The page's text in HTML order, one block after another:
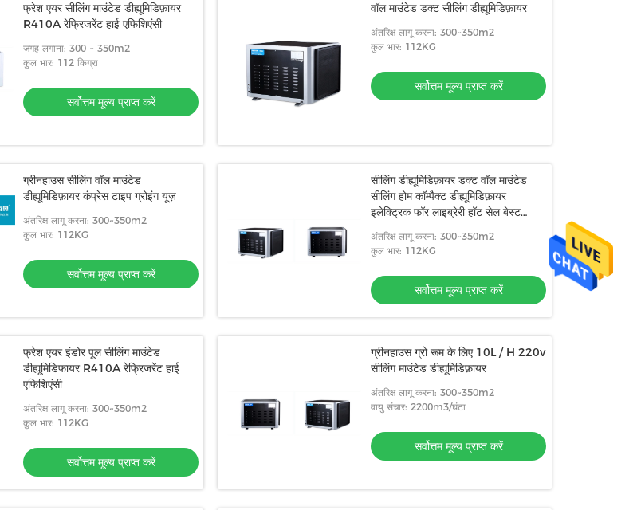
फ्रेश एयर सीलिंग माउंटेड डीह्यूमिडिफ़ायर
R410A रेफ्रिजरेंट हाई एफिशिएंसी
जगह लगाना: 300 ~ 350m2
कुल भार: 112 किग्रा
सर्वोत्तम मूल्य प्राप्त करें
वॉल माउंटेड डक्ट सीलिंग डीह्यूमिडिफ़ायर
अंतरिक्ष लागू करना: 300~350m2
कुल भार: 112KG
सर्वोत्तम मूल्य प्राप्त करें
ग्रीनहाउस सीलिंग वॉल माउंटेड
डीह्यूमिडिफ़ायर कंप्रेस टाइप ग्रोइंग यूज़
अंतरिक्ष लागू करना: 300~350m2
कुल भार: 112KG
सर्वोत्तम मूल्य प्राप्त करें
सीलिंग डीह्यूमिडिफ़ायर डक्ट वॉल माउंटेड
सीलिंग होम कॉम्पैक्ट डीह्यूमिडिफ़ायर
इलेक्ट्रिक फॉर लाइब्रेरी हॉट सेल बेस्ट
क्वालिटी:
अंतरिक्ष लागू करना: 300~350m2
कुल भार: 112KG
सर्वोत्तम मूल्य प्राप्त करें
फ्रेश एयर इंडोर पूल सीलिंग माउंटेड
डीह्यूमिडिफायर R410A रेफ्रिजरेंट हाई
एफिशिएंसी
अंतरिक्ष लागू करना: 300~350m2
कुल भार: 112KG
सर्वोत्तम मूल्य प्राप्त करें
ग्रीनहाउस ग्रो रूम के लिए 10L / H 220v
सीलिंग माउंटेड डीह्यूमिडिफ़ायर
अंतरिक्ष लागू करना: 300~350m2
वायु संचार: 2200m3/घंटा
सर्वोत्तम मूल्य प्राप्त करें